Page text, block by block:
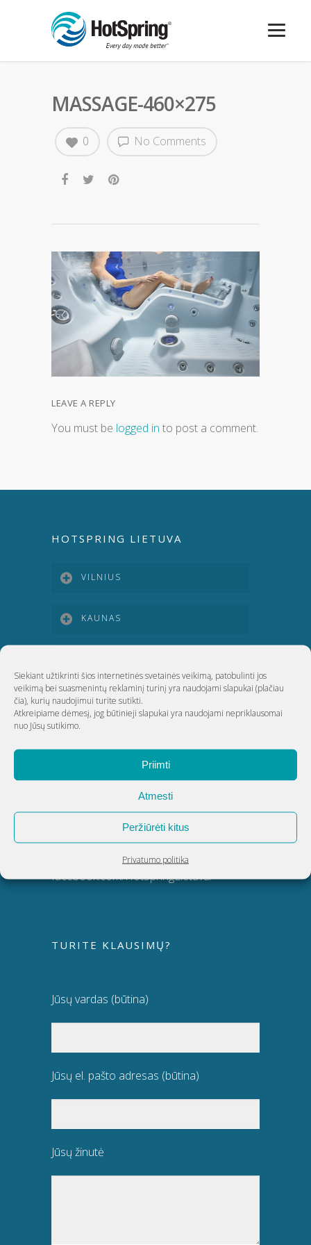
Siekiant užtikrinti šios internetinės svetainės veikimą, patobulinti jos
veikimą bei suasmenintų reklaminį turinį yra naudojami slapukai (plačiau
čia) , kurių naudojimui turite sutikti.
Atkreipiame dėmesį, jog būtinieji slapukai yra naudojami nepriklausomai
nuo Jūsų sutikimo.
Priimti
Atmesti
Peržiūrėti kitus
Privatumo politika
MASSAGE-460×275
No Comments
0
LEAVE A REPLY
You must be logged in to post a comment.
HOTSPRING LIETUVA
VILNIUS
KAUNAS
ŠIAULIAI
UAB Akvatechnika
Adresas: Dunojaus g. 20, Vilnius
Įmonės kodas: 124389034
PVM kodas: LT243890314
Telefonas:8 5 270 9695
info@akvatechnika.lt
facebook.com/HotSpringLietuva/
TURITE KLAUSIMŲ?
Jūsų vardas (būtina)
Jūsų el. pašto adresas (būtina)
Jūsų žinutė